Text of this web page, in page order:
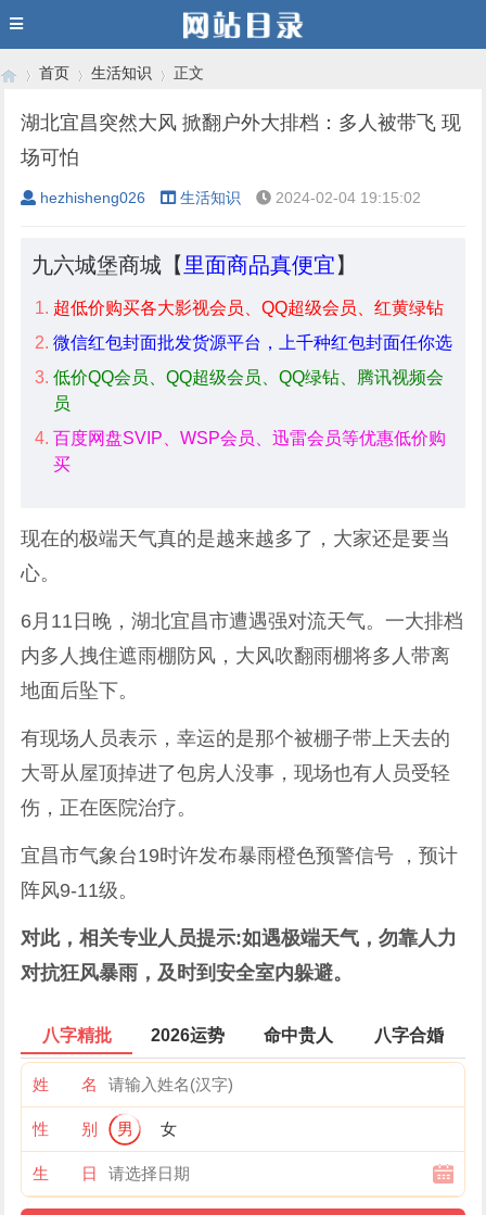
›
首页
›
生活知识 正文
湖北宜昌突然大风 掀翻户外大排档：多人被带飞 现
场可怕
hezhisheng026 生活知识 2024-02-04 19:15:02
九六城堡商城【 里面商品真便宜】
超低价购买各大影视会员、QQ超级会员、红黄绿钻
微信红包封面批发货源平台，上千种红包封面任你选
低价QQ会员、QQ超级会员、QQ绿钻、腾讯视频会
员
百度网盘SVIP、WSP会员、迅雷会员等优惠低价购
买
现在的极端天气真的是越来越多了，大家还是要当
心。
6月11日晚，湖北宜昌市遭遇强对流天气。一大排档
内多人拽住遮雨棚防风，大风吹翻雨棚将多人带离
地面后坠下。
有现场人员表示，幸运的是那个被棚子带上天去的
大哥从屋顶掉进了包房人没事，现场也有人员受轻
伤，正在医院治疗。
宜昌市气象台19时许发布暴雨橙色预警信号 ，预计
阵风9-11级。
对此，相关专业人员提示:如遇极端天气，勿靠人力
对抗狂风暴雨，及时到安全室内躲避。
八字精批 2026运势 命中贵人 八字合婚
姓 名
性 别 男 女
生 日